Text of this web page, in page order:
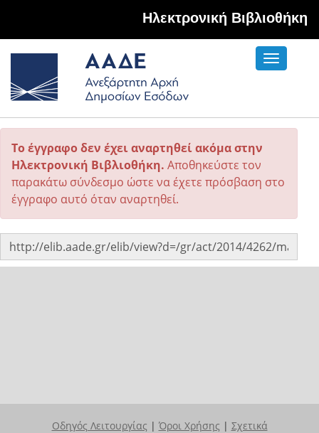
Hλεκτρονική Βιβλιοθήκη
Toggle
Το έγγραφο δεν έχει αναρτηθεί ακόμα στην
Ηλεκτρονική Βιβλιοθήκη. Αποθηκεύστε τον
παρακάτω σύνδεσμο ώστε να έχετε πρόσβαση στο
έγγραφο αυτό όταν αναρτηθεί.
Οδηγός Λειτουργίας | Όροι Χρήσης | Σχετικά